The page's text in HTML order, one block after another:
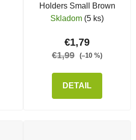
Holders Small Brown
Skladom (5 ks)
€1,79
€1,99 (–10 %)
DETAIL